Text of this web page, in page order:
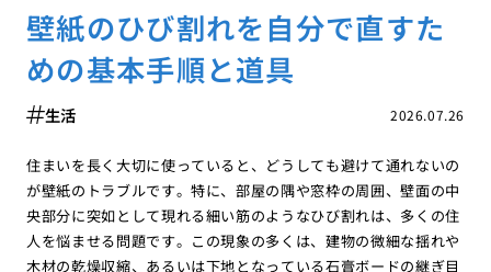
壁紙のひび割れを自分で直すた
めの基本手順と道具
2026.07.26
生活
住まいを長く大切に使っていると、どうしても避けて通れないの
が壁紙のトラブルです。特に、部屋の隅や窓枠の周囲、壁面の中
央部分に突如として現れる細い筋のようなひび割れは、多くの住
人を悩ませる問題です。この現象の多くは、建物の微細な揺れや
木材の乾燥収縮、あるいは下地となっている石膏ボードの継ぎ目